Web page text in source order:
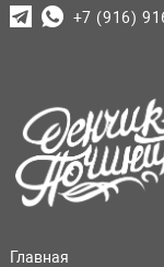
+7 (916)
Главная